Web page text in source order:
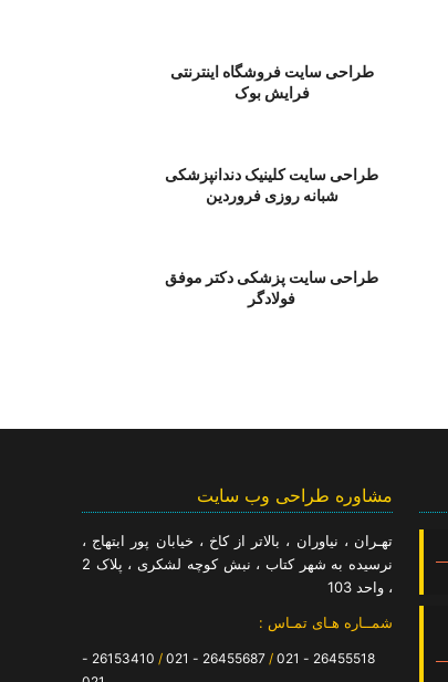
طراحی سایت فروشگاه اینترنتی
فرایش بوک
طراحی سایت کلینیک دندانپزشکی
شبانه روزی فروردین
طراحی سایت پزشکی دکتر موفق
فولادگر
مشاوره طراحی وب سایت
تهـران ، نیاوران ، بالاتر از کاخ ، خیابان پور ابتهاج ،
نرسیده به شهر کتاب ، نبش کوچه لشکری ، پلاک 2
، واحد 103
شمــاره هـای تمـاس :
26455518 - 021
/
/
26153410 -